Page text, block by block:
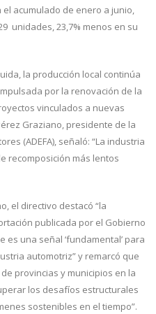
el acumulado de enero a junio,
unidades, 23,7% menos en su
la producción local continúa
por la renovación de la
vinculados a nuevas
Graziano, presidente de la
(ADEFA), señaló: “La industria
recomposición más lentos
el directivo destacó “la
publicada por el Gobierno
es una señal ‘fundamental’ para
automotriz” y remarcó que
provincias y municipios en la
los desafíos estructurales
sostenibles en el tiempo”.